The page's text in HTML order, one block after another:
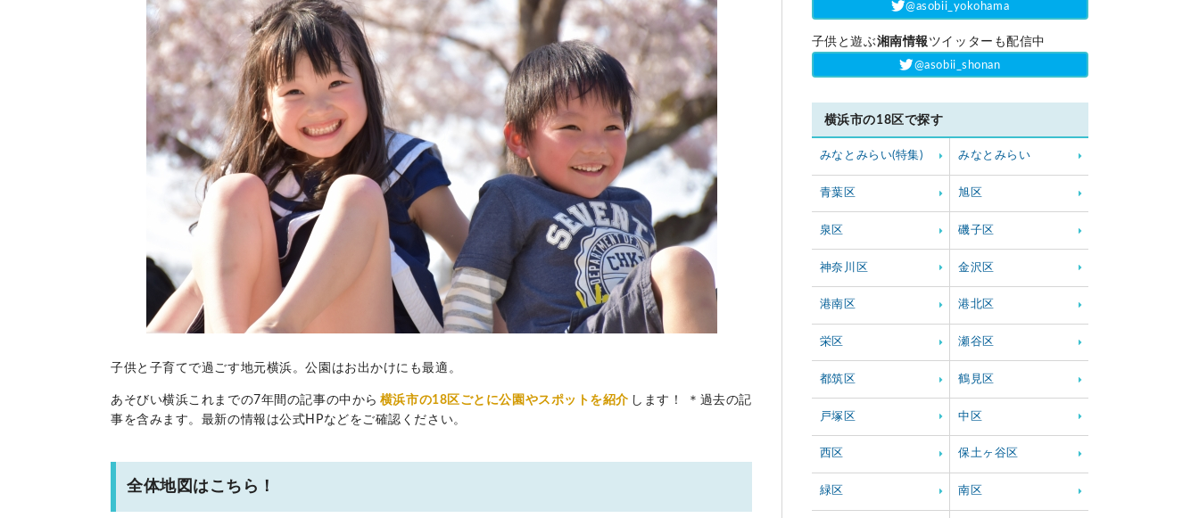
子供と子育てで過ごす地元横浜。公園はお出かけにも最適。
あそびい横浜これまでの7年間の記事の中から 横浜市の18区ごとに公園やスポットを紹介 します！ ＊過去の記
事を含みます。最新の情報は公式HPなどをご確認ください。
全体地図はこちら！
‎@asobii_yokohama
子供と遊ぶ湘南情報 ツイッターも配信中
‎@asobii_shonan
横浜市の18区で探す
みなとみらい(特集) みなとみらい
青葉区 旭区
泉区 磯子区
神奈川区 金沢区
港南区 港北区
栄区 瀬谷区
都筑区 鶴見区
戸塚区 中区
西区 保土ヶ谷区
緑区 南区